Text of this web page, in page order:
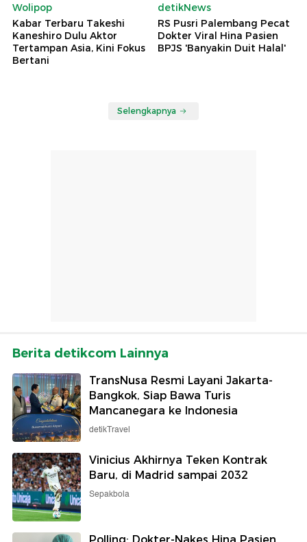
Wolipop
Kabar Terbaru Takeshi
Kaneshiro Dulu Aktor
Tertampan Asia, Kini Fokus
Bertani
detikNews
RS Pusri Palembang Pecat
Dokter Viral Hina Pasien
BPJS 'Banyakin Duit Halal'
Selengkapnya
Berita detikcom Lainnya
TransNusa Resmi Layani Jakarta-
Bangkok, Siap Bawa Turis
Mancanegara ke Indonesia
detikTravel
Vinicius Akhirnya Teken Kontrak
Baru, di Madrid sampai 2032
Sepakbola